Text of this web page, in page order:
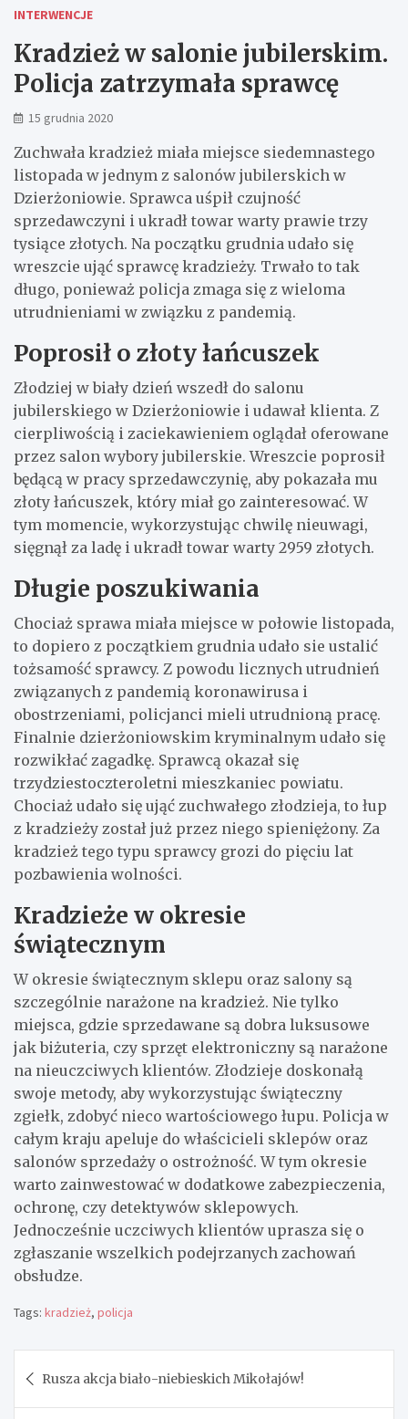
INTERWENCJE
Kradzież w salonie jubilerskim.
Policja zatrzymała sprawcę
15 grudnia 2020
Zuchwała kradzież miała miejsce siedemnastego
listopada w jednym z salonów jubilerskich w
Dzierżoniowie. Sprawca uśpił czujność
sprzedawczyni i ukradł towar warty prawie trzy
tysiące złotych. Na początku grudnia udało się
wreszcie ująć sprawcę kradzieży. Trwało to tak
długo, ponieważ policja zmaga się z wieloma
utrudnieniami w związku z pandemią.
Poprosił o złoty łańcuszek
Złodziej w biały dzień wszedł do salonu
jubilerskiego w Dzierżoniowie i udawał klienta. Z
cierpliwością i zaciekawieniem oglądał oferowane
przez salon wybory jubilerskie. Wreszcie poprosił
będącą w pracy sprzedawczynię, aby pokazała mu
złoty łańcuszek, który miał go zainteresować. W
tym momencie, wykorzystując chwilę nieuwagi,
sięgnął za ladę i ukradł towar warty 2959 złotych.
Długie poszukiwania
Chociaż sprawa miała miejsce w połowie listopada,
to dopiero z początkiem grudnia udało sie ustalić
tożsamość sprawcy. Z powodu licznych utrudnień
związanych z pandemią koronawirusa i
obostrzeniami, policjanci mieli utrudnioną pracę.
Finalnie dzierżoniowskim kryminalnym udało się
rozwikłać zagadkę. Sprawcą okazał się
trzydziestoczteroletni mieszkaniec powiatu.
Chociaż udało się ująć zuchwałego złodzieja, to łup
z kradzieży został już przez niego spieniężony. Za
kradzież tego typu sprawcy grozi do pięciu lat
pozbawienia wolności.
Kradzieże w okresie
świątecznym
W okresie świątecznym sklepu oraz salony są
szczególnie narażone na kradzież. Nie tylko
miejsca, gdzie sprzedawane są dobra luksusowe
jak biżuteria, czy sprzęt elektroniczny są narażone
na nieuczciwych klientów. Złodzieje doskonałą
swoje metody, aby wykorzystując świąteczny
zgiełk, zdobyć nieco wartościowego łupu. Policja w
całym kraju apeluje do właścicieli sklepów oraz
salonów sprzedaży o ostrożność. W tym okresie
warto zainwestować w dodatkowe zabezpieczenia,
ochronę, czy detektywów sklepowych.
Jednocześnie uczciwych klientów uprasza się o
zgłaszanie wszelkich podejrzanych zachowań
obsłudze.
Tags: kradzież, policja
wpisu
Rusza akcja biało-niebieskich Mikołajów!